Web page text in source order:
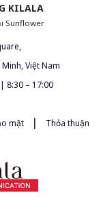
KILALA
Sunflower
Việt Nam
8:30 – 17:00
mật |
Thỏa thuận